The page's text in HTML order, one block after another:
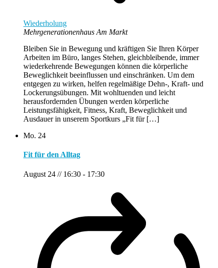
Wiederholung
Mehrgenerationenhaus Am Markt
Bleiben Sie in Bewegung und kräftigen Sie Ihren Körper
Arbeiten im Büro, langes Stehen, gleichbleibende, immer
wiederkehrende Bewegungen können die körperliche
Beweglichkeit beeinflussen und einschränken. Um dem
entgegen zu wirken, helfen regelmäßige Dehn-, Kraft- und
Lockerungsübungen. Mit wohltuenden und leicht
herausfordernden Übungen werden körperliche
Leistungsfähigkeit, Fitness, Kraft, Beweglichkeit und
Ausdauer in unserem Sportkurs „Fit für […]
Mo. 24
Fit für den Alltag
August 24 // 16:30 - 17:30